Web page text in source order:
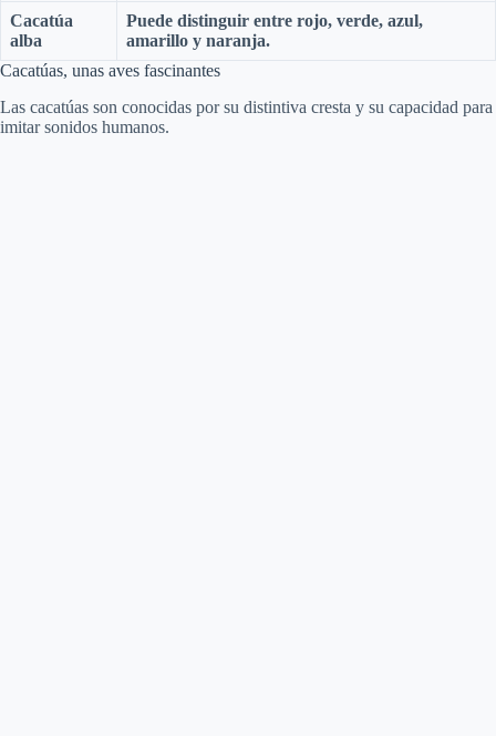
Cacatúa
alba
Puede distinguir entre rojo, verde, azul,
amarillo y naranja.
Cacatúas, unas aves fascinantes
Las cacatúas son conocidas por su distintiva cresta y su capacidad para
imitar sonidos humanos.